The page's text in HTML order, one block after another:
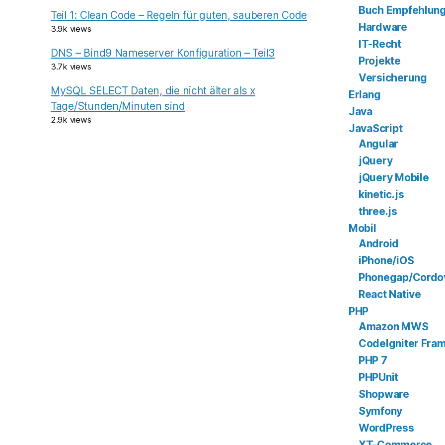
Teil 1: Clean Code – Regeln für guten, sauberen Code
3.9k views
DNS – Bind9 Nameserver Konfiguration – Teil3
3.7k views
MySQL SELECT Daten, die nicht älter als x
Tage/Stunden/Minuten sind
2.9k views
Buch
Hardware
IT-Recht
Projekte
Versicherung
Erlang
Java
JavaScript
Angular
jQuery
jQuery Mobile
kinetic.js
three.js
Mobil
Android
iPhone/iOS
Phonegap/
React Native
PHP
Amazon MWS
CodeIgniter
PHP 7
PHPUnit
Shopware
Symfony
WordPress